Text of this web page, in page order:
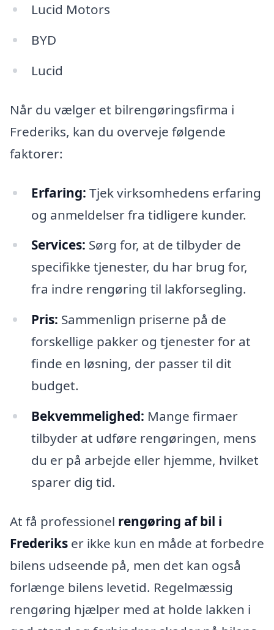
Lucid Motors
BYD
Lucid
Når du vælger et bilrengøringsfirma i
Frederiks, kan du overveje følgende
faktorer:
Erfaring: Tjek virksomhedens erfaring
og anmeldelser fra tidligere kunder.
Services: Sørg for, at de tilbyder de
specifikke tjenester, du har brug for,
fra indre rengøring til lakforsegling.
Pris: Sammenlign priserne på de
forskellige pakker og tjenester for at
finde en løsning, der passer til dit
budget.
Bekvemmelighed: Mange firmaer
tilbyder at udføre rengøringen, mens
du er på arbejde eller hjemme, hvilket
sparer dig tid.
At få professionel rengøring af bil i
Frederiks er ikke kun en måde at forbedre
bilens udseende på, men det kan også
forlænge bilens levetid. Regelmæssig
rengøring hjælper med at holde lakken i